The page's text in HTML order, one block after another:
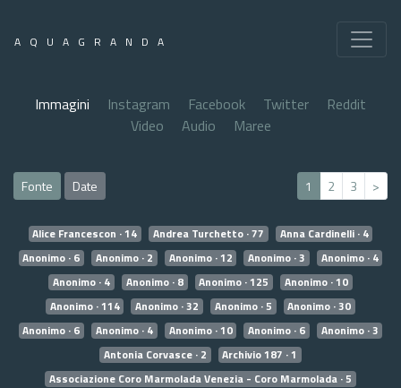
AQUAGRANDA
Immagini Instagram Facebook Twitter
Reddit
Video
Audio Maree
Fonte Date 1 2 3 >
Alice Francescon · 14 Andrea Turchetto · 77
Anna Cardinelli · 4
Anonimo · 6
Anonimo · 2 Anonimo · 12 Anonimo · 3
Anonimo · 4
Anonimo · 4
Anonimo · 8 Anonimo · 125
Anonimo · 10
Anonimo · 114
Anonimo · 32 Anonimo · 5
Anonimo · 30
Anonimo · 6
Anonimo · 4 Anonimo · 10 Anonimo · 6
Anonimo · 3
Antonia Corvasce · 2
Archivio 187 · 1
Associazione Coro Marmolada Venezia - Coro Marmolada · 5